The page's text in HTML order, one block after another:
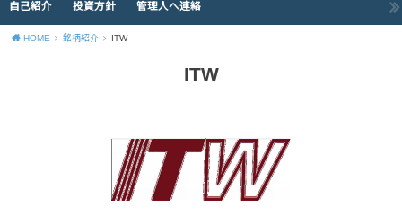
自己紹介 投資方針 管理人へ連絡
HOME 銘柄紹介 ITW
ITW